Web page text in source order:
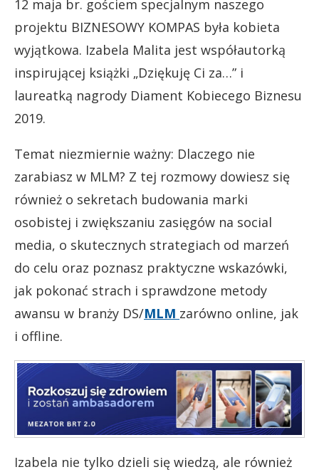
12 maja br. gościem specjalnym naszego
projektu BIZNESOWY KOMPAS była kobieta
wyjątkowa. Izabela Malita jest współautorką
inspirującej książki „Dziękuję Ci za…” i
laureatką nagrody Diament Kobiecego Biznesu
2019.
Temat niezmiernie ważny: Dlaczego nie
zarabiasz w MLM? Z tej rozmowy dowiesz się
również o sekretach budowania marki
osobistej i zwiększaniu zasięgów na social
media, o skutecznych strategiach od marzeń
do celu oraz poznasz praktyczne wskazówki,
jak pokonać strach i sprawdzone metody
awansu w branży DS/MLM zarówno online, jak
i offline.
Izabela nie tylko dzieli się wiedzą, ale również